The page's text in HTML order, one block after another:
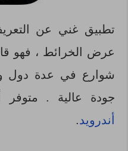
تطبيق غني عن
عرض الخرائط ، فهو
شوارع في عدة دول و
جودة عالية . متوفر
أندرويد.